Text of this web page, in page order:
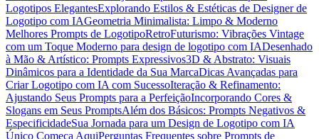
Logotipos ElegantesExplorando Estilos & Estéticas de Designer de
Logotipo com IAGeometria Minimalista: Limpo & Moderno
Melhores Prompts de LogotipoRetroFuturismo: Vibrações Vintage
com um Toque Moderno para design de logotipo com IADesenhado
à Mão & Artístico: Prompts Expressivos3D & Abstrato: Visuais
Dinâmicos para a Identidade da Sua MarcaDicas Avançadas para
Criar Logotipo com IA com SucessoIteração & Refinamento:
Ajustando Seus Prompts para a PerfeiçãoIncorporando Cores &
Slogans em Seus PromptsAlém dos Básicos: Prompts Negativos &
EspecificidadeSua Jornada para um Design de Logotipo com IA
Único Começa AquiPerguntas Frequentes sobre Prompts de